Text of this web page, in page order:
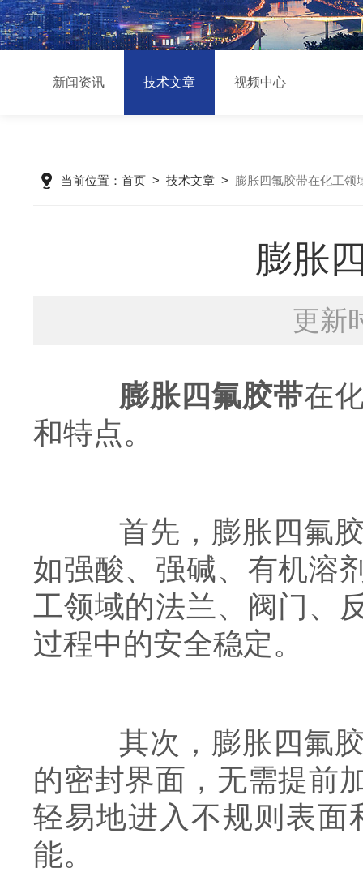
新闻资讯 技术文章 视频中心
当前位置： 首页> 技术文章> 膨胀四氟胶带在化工领
膨胀
更新
膨胀四氟胶带在
和特点。
首先，膨胀四氟胶
如强酸、强碱、有机溶
工领域的法兰、阀门、
过程中的安全稳定。
其次，膨胀四氟胶
的密封界面，无需提前
轻易地进入不规则表面
能。